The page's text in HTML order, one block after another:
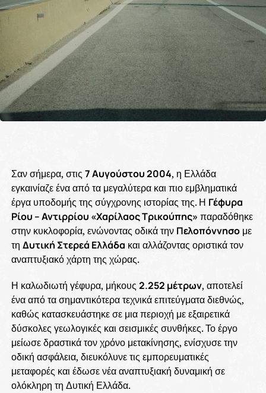
Σαν σήμερα, στις 7 Αυγούστου 2004, η Ελλάδα
εγκαινίαζε ένα από τα μεγαλύτερα και πιο εμβληματικά
έργα υποδομής της σύγχρονης ιστορίας της. Η Γέφυρα
Ρίου – Αντιρρίου «Χαρίλαος Τρικούπης» παραδόθηκε
στην κυκλοφορία, ενώνοντας οδικά την Πελοπόννησομε
τη Δυτική Στερεά Ελλάδα και αλλάζοντας οριστικά τον
αναπτυξιακό χάρτη της χώρας.
Η καλωδιωτή γέφυρα, μήκους 2.252 μέτρων, αποτελεί
ένα από τα σημαντικότερα τεχνικά επιτεύγματα διεθνώς,
καθώς κατασκευάστηκε σε μια περιοχή με εξαιρετικά
δύσκολες γεωλογικές και σεισμικές συνθήκες. Το έργο
μείωσε δραστικά τον χρόνο μετακίνησης, ενίσχυσε την
οδική ασφάλεια, διευκόλυνε τις εμπορευματικές
μεταφορές και έδωσε νέα αναπτυξιακή δυναμική σε
ολόκληρη τη Δυτική Ελλάδα.